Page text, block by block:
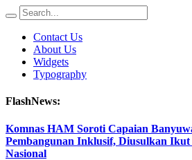
Contact Us
About Us
Widgets
Typography
FlashNews:
Komnas HAM Soroti Capaian
Pembangunan Inklusif, Diusulkan
Nasional